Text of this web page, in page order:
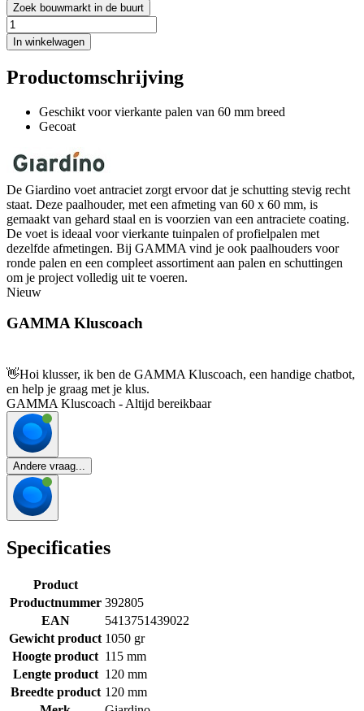
Zoek bouwmarkt in de buurt
In winkelwagen
Productomschrijving
Geschikt voor vierkante palen van 60 mm breed
Gecoat
De Giardino voet antraciet zorgt ervoor dat je schutting stevig recht
staat. Deze paalhouder, met een afmeting van 60 x 60 mm, is
gemaakt van gehard staal en is voorzien van een antraciete coating.
De voet is ideaal voor vierkante tuinpalen of profielpalen met
dezelfde afmetingen. Bij GAMMA vind je ook paalhouders voor
ronde palen en een compleet assortiment aan palen en schuttingen
om je project volledig uit te voeren.
Nieuw
GAMMA Kluscoach
👋Hoi klusser, ik ben de GAMMA Kluscoach, een handige chatbot,
en help je graag met je klus.
GAMMA Kluscoach - Altijd bereikbaar
Andere vraag...
Specificaties
Product
Productnummer 392805
EAN
5413751439022
Gewicht product 1050 gr
Hoogte product 115 mm
Lengte product 120 mm
Breedte product 120 mm